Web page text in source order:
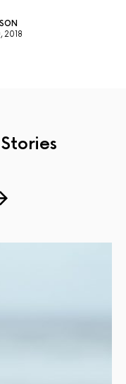
2018
Stories